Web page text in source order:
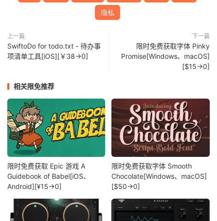
隐私
上一篇
SwiftoDo for todo.txt - 待办事
项清单工具[iOS][￥38→0]
下一篇
限时免费获取字体 Pinky
Promise[Windows、macOS]
[$15→0]
相关限免推荐
限时免费获取 Epic 游戏 A
Guidebook of Babel[iOS、
Android][¥15→0]
限时免费获取字体 Smooth
Chocolate[Windows、macOS]
[$50→0]